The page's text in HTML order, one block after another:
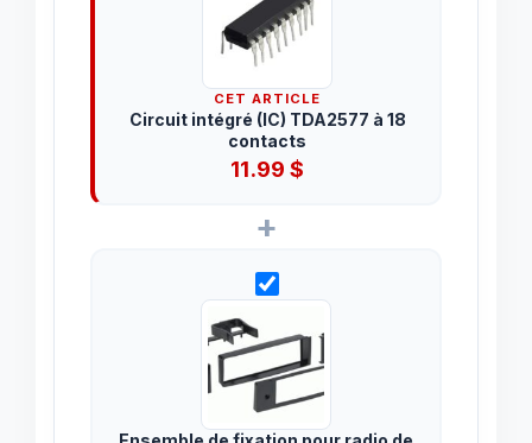
CET ARTICLE
Circuit intégré (IC) TDA2577 à 18
contacts
11.99$
+